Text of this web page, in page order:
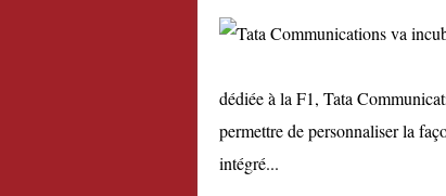
dédiée à la F1, Tata
permettre de personnaliser la
intégré...